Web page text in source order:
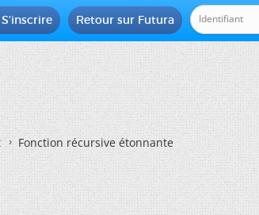
Retour sur Futura
S'inscrire
Fonction récursive étonnante